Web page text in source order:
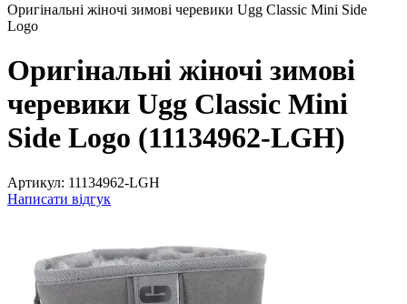
Оригінальні жіночі зимові черевики Ugg Classic Mini Side
Logo
Оригінальні жіночі зимові
черевики Ugg Classic Mini
Side Logo (11134962-LGH)
Артикул: 11134962-LGH
Написати відгук